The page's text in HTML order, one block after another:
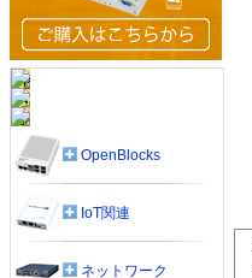
OpenBlocks
IoT関連
ネットワーク